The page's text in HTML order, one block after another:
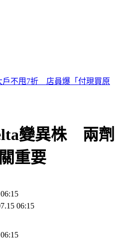
世！「長壽5秘訣」曝 醫生也
變異株 兩劑
重要
06:15